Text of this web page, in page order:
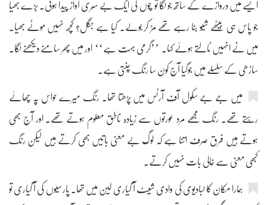
ایسے میں دروازے کے ساتھ جو لگا تو چُوں کی ایک بے سُری آواز پیدا ہوئی۔ بڑے بھیا
جو پاس ہی بیٹھے شیو بنا رہے تھے مڑ کر بولے۔ کیا ہے جگل؟ کچھ نہیں موٹے بھیا۔
میں نے انہیں ٹالتے ہوئے کہا۔ ’’گرمی بہت ہے‘‘ اور میں پھر سامنے دیکھنے لگا۔
ساڑھی کے سلسلے میں جوگیا آج کون سا رنگ چنتی ہے۔
میں جے جے سکول آف آرٹس میں پڑھتا تھا۔ رنگ میرے حواس پہ چھائے
رہتے تھے۔ رنگ مجھے مرد عورتوں سے زیادہ ناطق معلوم ہوتے تھے۔ اور آج بھی
ہوتے ہیں فرق صرف اتنا ہے کہ لوگ بے معنی باتیں بھی کرتے ہیں لیکن رنگ
کبھی معنی سے خالی بات نہیں کرتے۔
ہمارا مکان کا لبادیوی کی وادی شیٹ آ گیاری لین میں تھا۔ پارسیوں کی آ گیاری تو